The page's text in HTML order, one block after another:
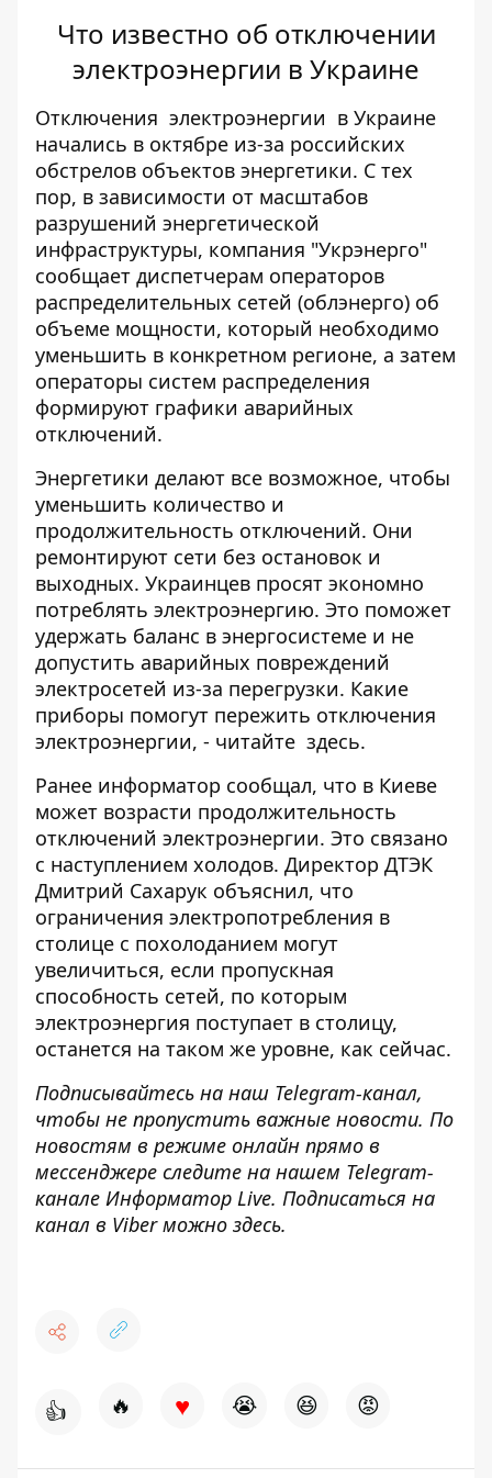
Что известно об отключении
электроэнергии в Украине
Отключения электроэнергии в Украине
начались в октябре из-за российских
обстрелов объектов энергетики. С тех
пор, в зависимости от масштабов
разрушений энергетической
инфраструктуры, компания "Укрэнерго"
сообщает диспетчерам операторов
распределительных сетей (облэнерго) об
объеме мощности, который необходимо
уменьшить в конкретном регионе, а затем
операторы систем распределения
формируют графики аварийных
отключений.
Энергетики делают все возможное, чтобы
уменьшить количество и
продолжительность отключений. Они
ремонтируют сети без остановок и
выходных. Украинцев просят экономно
потреблять электроэнергию. Это поможет
удержать баланс в энергосистеме и не
допустить аварийных повреждений
электросетей из-за перегрузки. Какие
приборы помогут пережить отключения
электроэнергии, - читайте здесь.
Ранее информатор сообщал, что в Киеве
может возрасти продолжительность
отключений электроэнергии. Это связано
с наступлением холодов. Директор ДТЭК
Дмитрий Сахарук объяснил, что
ограничения электропотребления в
столице с похолоданием могут
увеличиться, если пропускная
способность сетей, по которым
электроэнергия поступает в столицу,
останется на таком же уровне, как сейчас.
Подписывайтесь на наш Telegram-канал,
чтобы не пропустить важные новости. По
новостям в режиме онлайн прямо в
мессенджере следите на нашем Telegram-
канале Информатор Live. Подписаться на
канал в Viber можно здесь.
👍 🔥 ♥ 😭 😆 😡